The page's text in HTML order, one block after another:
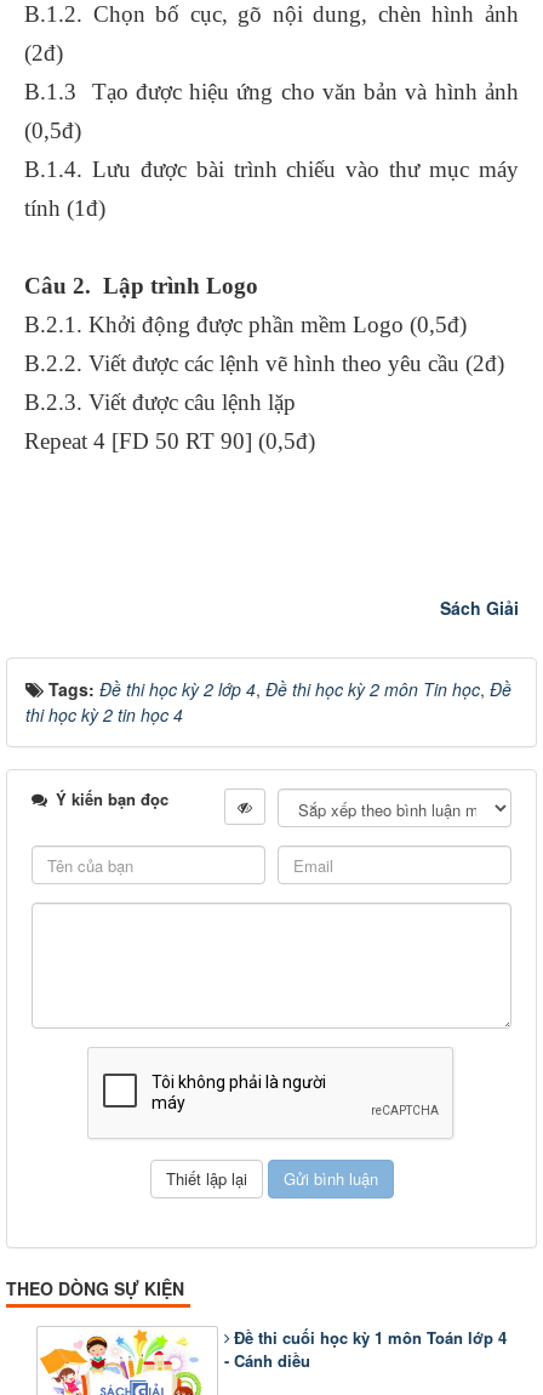
B.1.2. Chọn bố cục, gõ nội dung, chèn hình ảnh
(2đ)
B.1.3 Tạo được hiệu ứng cho văn bản và hình ảnh
(0,5đ)
B.1.4. Lưu được bài trình chiếu vào thư mục máy
tính (1đ)
Câu 2. Lập trình Logo
B.2.1. Khởi động được phần mềm Logo (0,5đ)
B.2.2. Viết được các lệnh vẽ hình theo yêu cầu (2đ)
B.2.3. Viết được câu lệnh lặp
Repeat 4 [FD 50 RT 90] (0,5đ)
Sách Giải
Tags: Đề thi học kỳ 2 lớp 4, Đề thi học kỳ 2 môn Tin học, Đề
thi học kỳ 2 tin học 4
Ý kiến bạn đọc
THEO DÒNG SỰ KIỆN
Đề thi cuối học kỳ 1 môn Toán lớp 4
- Cánh diều